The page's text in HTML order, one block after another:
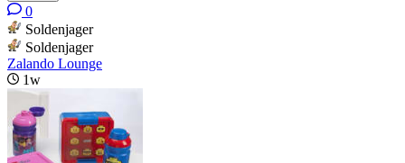
0
Soldenjager
Soldenjager
Zalando Lounge
1w